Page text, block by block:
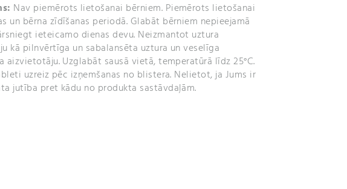
Nav piemērots lietošanai bērniem. Piemērots lietošanai
un bērna zīdīšanas periodā. Glabāt bērniem nepieejamā
ieteicamo dienas devu. Neizmantot uztura
kā pilnvērtīga un sabalansēta uztura un veselīga
aizvietotāju. Uzglabāt sausā vietā, temperatūrā līdz 25°C.
uzreiz pēc izņemšanas no blistera. Nelietot, ja Jums ir
jutība pret kādu no produkta sastāvdaļām.